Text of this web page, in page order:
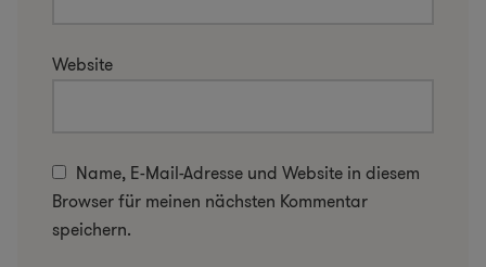
Website
Name, E-Mail-Adresse und Website in diesem
Browser für meinen nächsten Kommentar
speichern.